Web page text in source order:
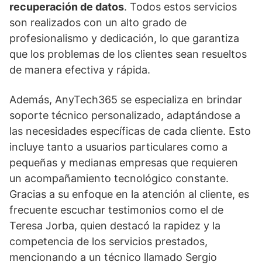
recuperación de datos. Todos estos servicios
son realizados con un alto grado de
profesionalismo y dedicación, lo que garantiza
que los problemas de los clientes sean resueltos
de manera efectiva y rápida.
Además, AnyTech365 se especializa en brindar
soporte técnico personalizado, adaptándose a
las necesidades específicas de cada cliente. Esto
incluye tanto a usuarios particulares como a
pequeñas y medianas empresas que requieren
un acompañamiento tecnológico constante.
Gracias a su enfoque en la atención al cliente, es
frecuente escuchar testimonios como el de
Teresa Jorba, quien destacó la rapidez y la
competencia de los servicios prestados,
mencionando a un técnico llamado Sergio